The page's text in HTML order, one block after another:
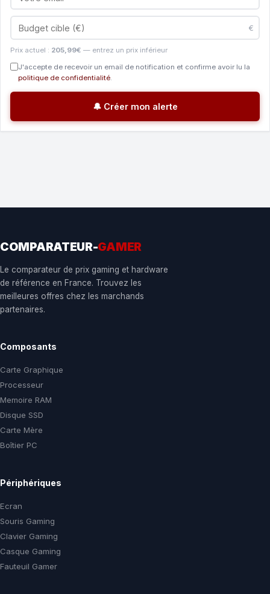
€
Prix actuel : 205,99€ — entrez un prix inférieur
J'accepte de recevoir un email de notification et confirme avoir lu la
politique de confidentialité.
🔔 Créer mon alerte
COMPARATEUR-GAMER
Le comparateur de prix gaming et hardware
de référence en France. Trouvez les
meilleures offres chez les marchands
partenaires.
Composants
Carte Graphique
Processeur
Memoire RAM
Disque SSD
Carte Mère
Boîtier PC
Périphériques
Ecran
Souris Gaming
Clavier Gaming
Casque Gaming
Fauteuil Gamer